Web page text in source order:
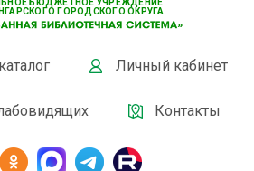
БЮДЖЕТНОЕ УЧРЕЖДЕНИЕ
ГОРОДСКОГО ОКРУГА
Личный кабинет
Контакты